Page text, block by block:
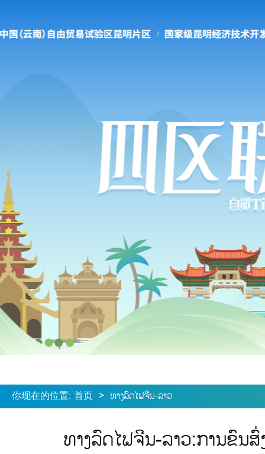
你现在的位置: 首页 > ທາງລົດໄຟຈີນ-ລາວ
ທາງລົດໄຟຈີນ-ລາວ:ການຂົນ